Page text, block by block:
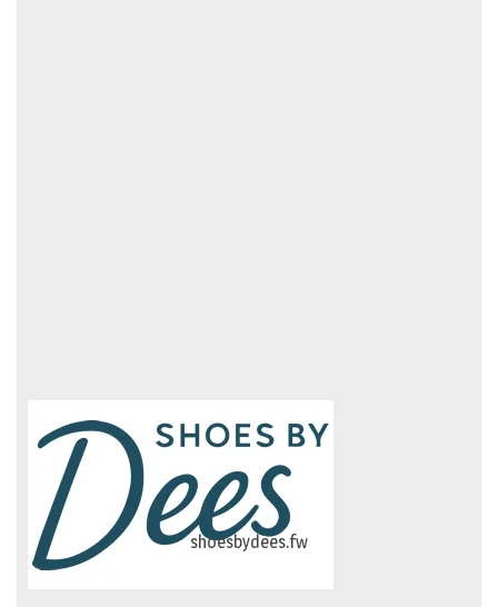
logo-studiebegeleidinghelvoirt